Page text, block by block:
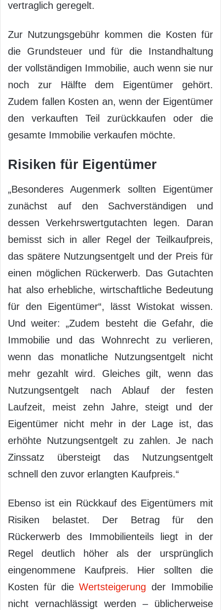
vertraglich geregelt.
Zur Nutzungsgebühr kommen die Kosten für
die Grundsteuer und für die Instandhaltung
der vollständigen Immobilie, auch wenn sie nur
noch zur Hälfte dem Eigentümer gehört.
Zudem fallen Kosten an, wenn der Eigentümer
den verkauften Teil zurückkaufen oder die
gesamte Immobilie verkaufen möchte.
Risiken für Eigentümer
„Besonderes Augenmerk sollten Eigentümer
zunächst auf den Sachverständigen und
dessen Verkehrswertgutachten legen. Daran
bemisst sich in aller Regel der Teilkaufpreis,
das spätere Nutzungsentgelt und der Preis für
einen möglichen Rückerwerb. Das Gutachten
hat also erhebliche, wirtschaftliche Bedeutung
für den Eigentümer“, lässt Wistokat wissen.
Und weiter: „Zudem besteht die Gefahr, die
Immobilie und das Wohnrecht zu verlieren,
wenn das monatliche Nutzungsentgelt nicht
mehr gezahlt wird. Gleiches gilt, wenn das
Nutzungsentgelt nach Ablauf der festen
Laufzeit, meist zehn Jahre, steigt und der
Eigentümer nicht mehr in der Lage ist, das
erhöhte Nutzungsentgelt zu zahlen. Je nach
Zinssatz übersteigt das Nutzungsentgelt
schnell den zuvor erlangten Kaufpreis.“
Ebenso ist ein Rückkauf des Eigentümers mit
Risiken belastet. Der Betrag für den
Rückerwerb des Immobilienteils liegt in der
Regel deutlich höher als der ursprünglich
eingenommene Kaufpreis. Hier sollten die
Kosten für dieWertsteigerung der Immobilie
nicht vernachlässigt werden – üblicherweise